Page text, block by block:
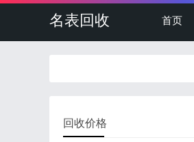
名表回收 首页
回收价格